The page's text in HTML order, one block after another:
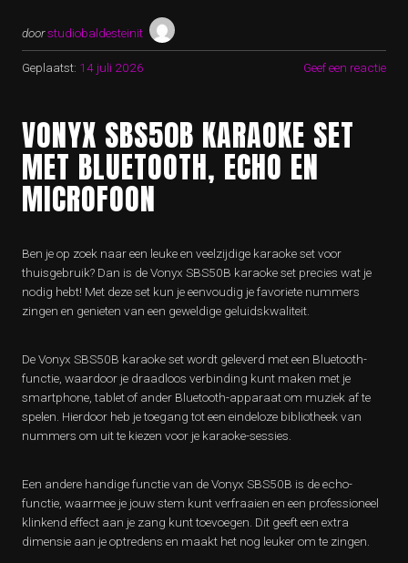
doorstudiobaldesteinit
Geplaatst: 14 juli 2026 Geef een reactie
VONYX SBS50B KARAOKE SET
MET BLUETOOTH, ECHO EN
MICROFOON
Ben je op zoek naar een leuke en veelzijdige karaoke set voor
thuisgebruik? Dan is de Vonyx SBS50B karaoke set precies wat je
nodig hebt! Met deze set kun je eenvoudig je favoriete nummers
zingen en genieten van een geweldige geluidskwaliteit.
De Vonyx SBS50B karaoke set wordt geleverd met een Bluetooth-
functie, waardoor je draadloos verbinding kunt maken met je
smartphone, tablet of ander Bluetooth-apparaat om muziek af te
spelen. Hierdoor heb je toegang tot een eindeloze bibliotheek van
nummers om uit te kiezen voor je karaoke-sessies.
Een andere handige functie van de Vonyx SBS50B is de echo-
functie, waarmee je jouw stem kunt verfraaien en een professioneel
klinkend effect aan je zang kunt toevoegen. Dit geeft een extra
dimensie aan je optredens en maakt het nog leuker om te zingen.